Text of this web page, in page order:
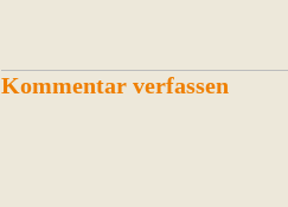
Kommentar verfassen